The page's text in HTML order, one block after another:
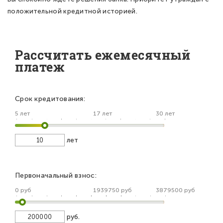
положительной кредитной историей.
Рассчитать ежемесячный
платеж
Срок кредитования:
5 лет 17 лет 30 лет
лет
Первоначальный взнос:
0 руб 1939750 руб 3879500 руб
руб.